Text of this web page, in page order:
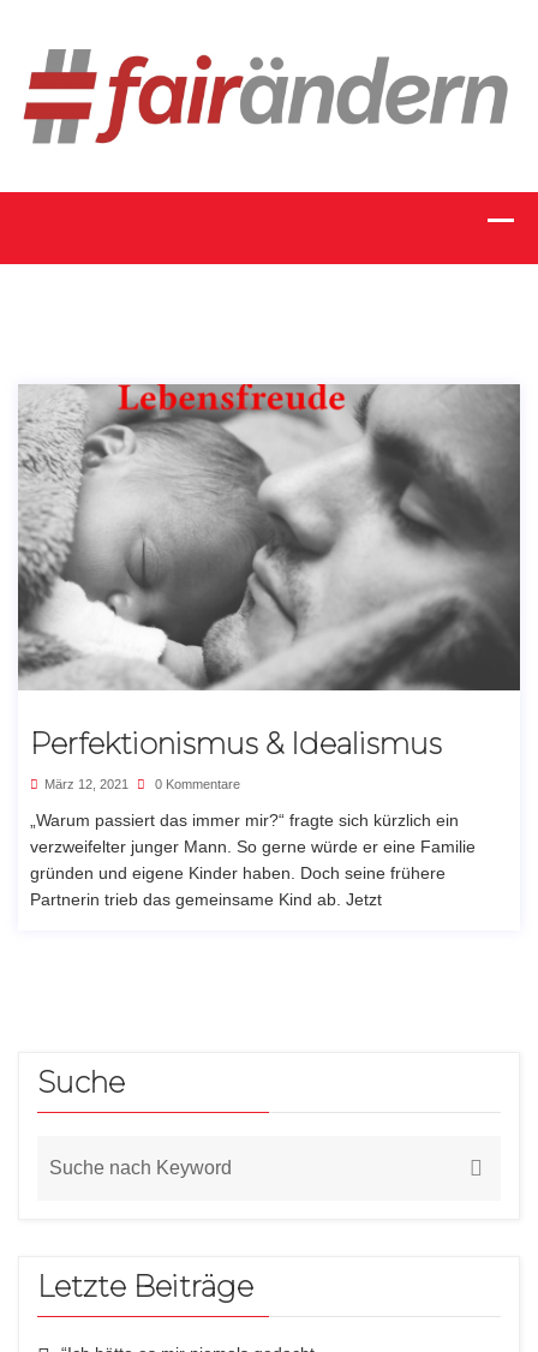
Perfektionismus & Idealismus
März 12, 2021 0 Kommentare
„Warum passiert das immer mir?“ fragte sich kürzlich ein
verzweifelter junger Mann. So gerne würde er eine Familie
gründen und eigene Kinder haben. Doch seine frühere
Partnerin trieb das gemeinsame Kind ab. Jetzt
Suche
Letzte Beiträge